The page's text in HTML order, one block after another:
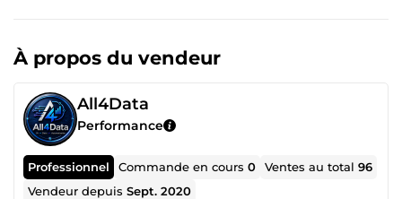
À propos du vendeur
All4Data
Performance
Professionnel Commande en cours0 Ventes au total96
Vendeur depuisSept. 2020